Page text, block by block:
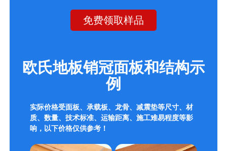
免费领取样品
欧氏地板销冠面板和结构示
例
实际价格受面板、承载板、龙骨、减震垫等尺寸、材
质、数量、技术标准、运输距离、施工难易程度等影
响，以下价格仅供参考！